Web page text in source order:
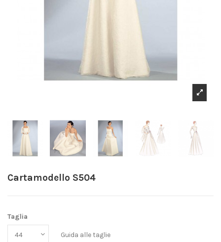
Cartamodello S504
Taglia
Guida alle taglie